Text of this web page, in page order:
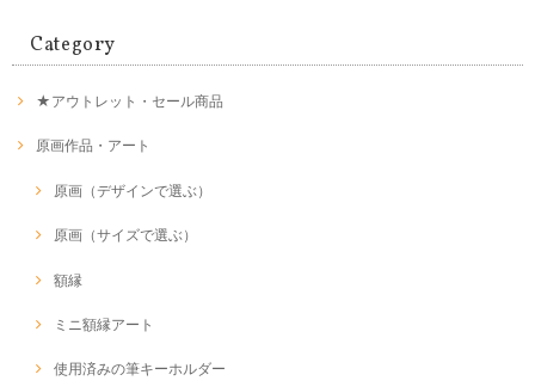
Category
★アウトレット・セール商品
原画作品・アート
原画（デザインで選ぶ）
原画（サイズで選ぶ）
額縁
ミニ額縁アート
使用済みの筆キーホルダー